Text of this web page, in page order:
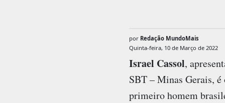
por Redação MundoMais
Quinta-feira, 10 de Março de 2022
Israel Cassol,
SBT – Minas Gerais, é
primeiro homem